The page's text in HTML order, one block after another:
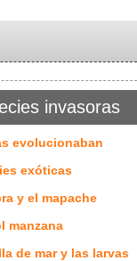
invasoras
evolucionaban
exóticas
y el mapache
manzana
de mar y las larvas